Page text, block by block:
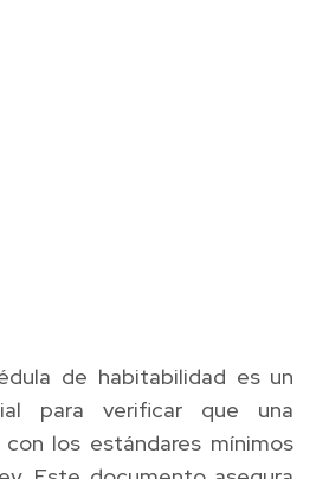
de habitabilidad es un
para verificar que una
los estándares mínimos